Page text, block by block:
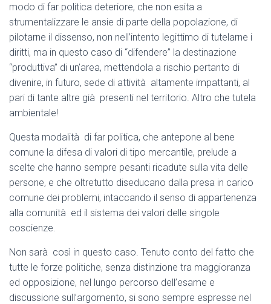
modo di far politica deteriore, che non esita a
strumentalizzare le ansie di parte della popolazione, di
pilotarne il dissenso, non nell’intento legittimo di tutelarne i
diritti, ma in questo caso di “difendere” la destinazione
“produttiva” di un’area, mettendola a rischio pertanto di
divenire, in futuro, sede di attività altamente impattanti, al
pari di tante altre già presenti nel territorio. Altro che tutela
ambientale!
Questa modalità di far politica, che antepone al bene
comune la difesa di valori di tipo mercantile, prelude a
scelte che hanno sempre pesanti ricadute sulla vita delle
persone, e che oltretutto diseducano dalla presa in carico
comune dei problemi, intaccando il senso di appartenenza
alla comunità ed il sistema dei valori delle singole
coscienze.
Non sarà così in questo caso. Tenuto conto del fatto che
tutte le forze politiche, senza distinzione tra maggioranza
ed opposizione, nel lungo percorso dell’esame e
discussione sull’argomento, si sono sempre espresse nel